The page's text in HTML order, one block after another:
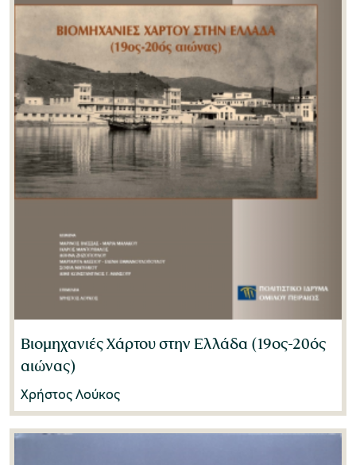
Judith Alfrey(1)
Kornilia Zarkia(1)
Massimo Negri(0)
Michel Sivignon (1)
Michelle L. Stefano(0)
Rainer Slotta(1)
Sharon Macdonald
Stelios Papadopoulos(1)
Stephanos Nomikos
Tim Putnam(1)
Βιομηχανιές Χάρτου στην Ελλάδα (19ος-20ός
αιώνας)
Χρήστος Λούκος